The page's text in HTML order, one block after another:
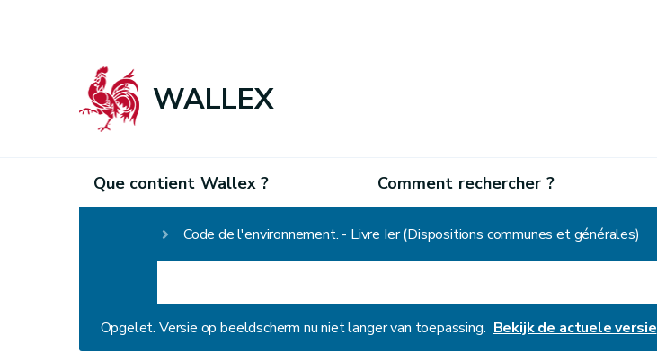
WALLEX
Que contient Wallex ? Comment rechercher ?
Code de l'environnement. - Livre Ier (Dispositions communes et générales)
Opgelet. Versie op beeldscherm nu niet langer van toepassing. Bekijk de actuele versie